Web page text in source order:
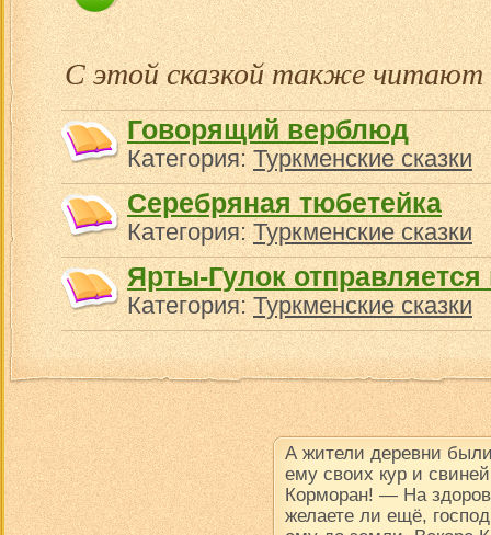
С этой сказкой также читают
Говорящий верблюд
Категория:Туркменские сказки
Серебряная тюбетейка
Категория:Туркменские сказки
Ярты-Гулок отправляется
Категория:Туркменские сказки
А жители деревни
ему своих кур и
Корморан! — На
желаете ли ещё,